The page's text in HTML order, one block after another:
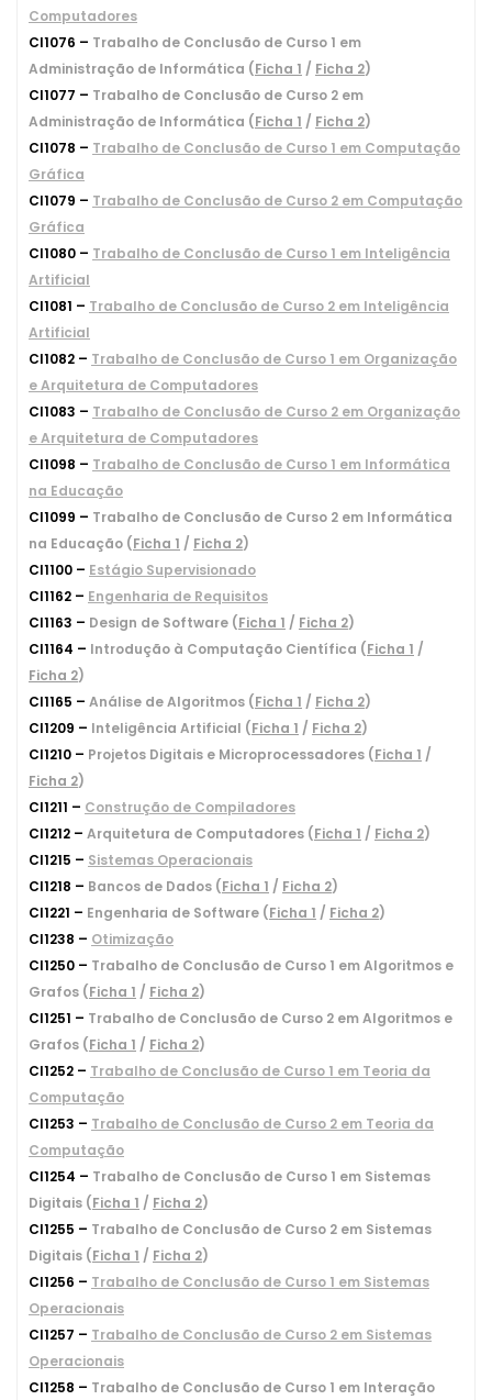
Computadores
CI1076 – Trabalho de Conclusão de Curso 1 em
Administração de Informática (Ficha 1 / Ficha 2)
CI1077 – Trabalho de Conclusão de Curso 2 em
Administração de Informática (Ficha 1 / Ficha 2)
CI1078 – Trabalho de Conclusão de Curso 1 em Computação
Gráfica
CI1079 – Trabalho de Conclusão de Curso 2 em Computação
Gráfica
CI1080 – Trabalho de Conclusão de Curso 1 em Inteligência
Artificial
CI1081 – Trabalho de Conclusão de Curso 2 em Inteligência
Artificial
CI1082 – Trabalho de Conclusão de Curso 1 em Organização
e Arquitetura de Computadores
CI1083 – Trabalho de Conclusão de Curso 2 em Organização
e Arquitetura de Computadores
CI1098 – Trabalho de Conclusão de Curso 1 em Informática
na Educação
CI1099 – Trabalho de Conclusão de Curso 2 em Informática
na Educação (Ficha 1 / Ficha 2)
CI1100 – Estágio Supervisionado
CI1162 – Engenharia de Requisitos
CI1163 – Design de Software (Ficha 1 / Ficha 2)
CI1164 – Introdução à Computação Científica (Ficha 1 /
Ficha 2)
CI1165 – Análise de Algoritmos (Ficha 1 / Ficha 2)
CI1209 – Inteligência Artificial (Ficha 1 / Ficha 2)
CI1210 – Projetos Digitais e Microprocessadores (Ficha 1 /
Ficha 2)
CI1211 – Construção de Compiladores
CI1212 – Arquitetura de Computadores (Ficha 1 / Ficha 2)
CI1215 – Sistemas Operacionais
CI1218 – Bancos de Dados (Ficha 1 / Ficha 2)
CI1221 – Engenharia de Software (Ficha 1 / Ficha 2)
CI1238 – Otimização
CI1250 – Trabalho de Conclusão de Curso 1 em Algoritmos e
Grafos (Ficha 1 / Ficha 2)
CI1251 – Trabalho de Conclusão de Curso 2 em Algoritmos e
Grafos (Ficha 1 / Ficha 2)
CI1252 – Trabalho de Conclusão de Curso 1 em Teoria da
Computação
CI1253 – Trabalho de Conclusão de Curso 2 em Teoria da
Computação
CI1254 – Trabalho de Conclusão de Curso 1 em Sistemas
Digitais (Ficha 1 / Ficha 2)
CI1255 – Trabalho de Conclusão de Curso 2 em Sistemas
Digitais (Ficha 1 / Ficha 2)
CI1256 – Trabalho de Conclusão de Curso 1 em Sistemas
Operacionais
CI1257 – Trabalho de Conclusão de Curso 2 em Sistemas
Operacionais
CI1258 – Trabalho de Conclusão de Curso 1 em Interação